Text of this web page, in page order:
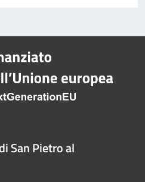
San Pietro al